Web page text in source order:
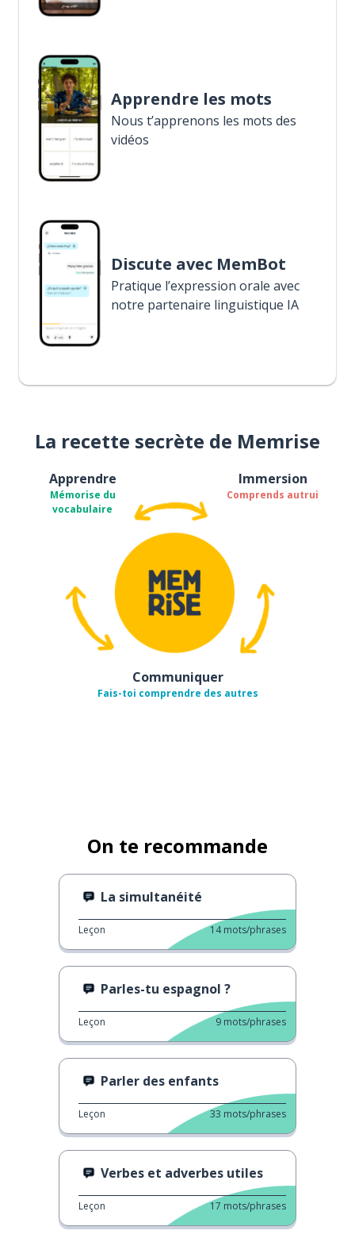
Apprendre les mots
Nous t’apprenons les mots des
vidéos
Discute avec MemBot
Pratique l’expression orale avec
notre partenaire linguistique IA
La recette secrète de Memrise
Apprendre
Mémorise du
vocabulaire
Immersion
Comprends autrui
Communiquer
Fais-toi comprendre des autres
On te recommande
La simultanéité
Leçon 14 mots/phrases
Parles-tu espagnol ?
Leçon 9 mots/phrases
Parler des enfants
Leçon 33 mots/phrases
Verbes et adverbes utiles
Leçon 17 mots/phrases